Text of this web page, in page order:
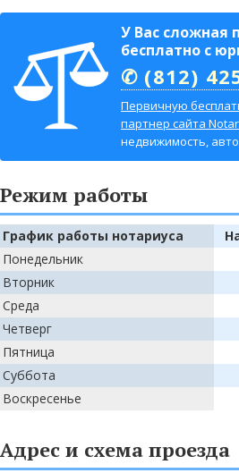
У Вас сложная
бесплатно с
✆ (812)
Первичную
партнер сайта
недвижимость,
Режим работы
График работы нотариуса
Понедельник
Вторник
Среда
Четверг
Пятница
Суббота
Воскресенье
Адрес и схема проезда